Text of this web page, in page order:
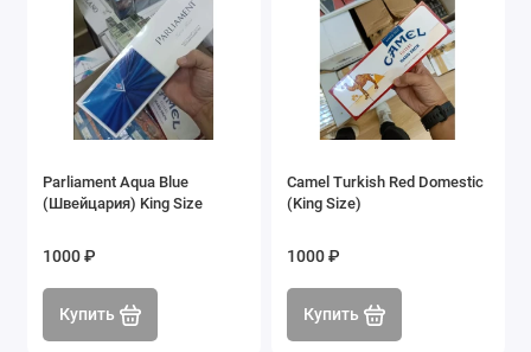
Parliament Aqua Blue
(Швейцария) King Size
1000 ₽
Купить
Camel Turkish Red Domestic
(King Size)
1000 ₽
Купить
Купить Купить
Купить Купить